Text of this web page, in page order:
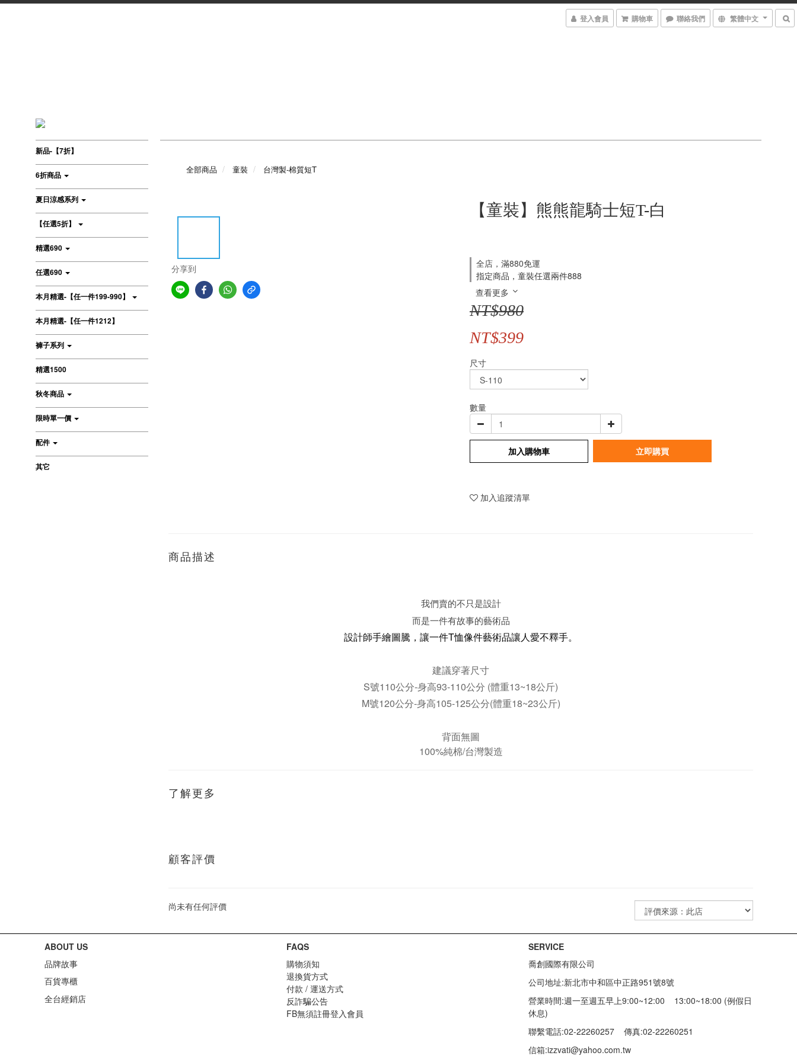
登入會員 購物車 聯絡我們 繁體中文
新品-【7折】
6折商品
夏日涼感系列
【任選5折】
精選690
任選690
本月精選-【任一件199-990】
本月精選-【任一件1212】
褲子系列
精選1500
秋冬商品
限時單一價
配件
其它
全部商品 童裝 台灣製-棉質短T
分享到
【童裝】熊熊龍騎士短T-白
全店，滿880免運
指定商品，童裝任選兩件888
查看更多
NT$980
NT$399
尺寸
數量
加入購物車 立即購買
加入追蹤清單
商品描述
我們賣的不只是設計
而是一件有故事的藝術品
設計師手繪圖騰，讓一件T恤像件藝術品讓人愛不釋手。
建議穿著尺寸
S號110公分-身高93-110公分 (體重13~18公斤)
M號120公分-身高105-125公分(體重18~23公斤)
背面無圖
100%純棉/台灣製造
了解更多
顧客評價
尚未有任何評價
ABOUT US
品牌故事
百貨專櫃
全台經銷店
FAQS
購物須知
退換貨方式
付款 / 運送方式
反詐騙公告
FB無須註冊登入會員
SERVICE
喬創國際有限公司
公司地址:新北市中和區中正路951號8號
營業時間:週一至週五早上9:00~12:00 13:00~18:00 (例假日
休息)
聯繫電話:02-22260257 傳真:02-22260251
信箱:izzvati@yahoo.com.tw